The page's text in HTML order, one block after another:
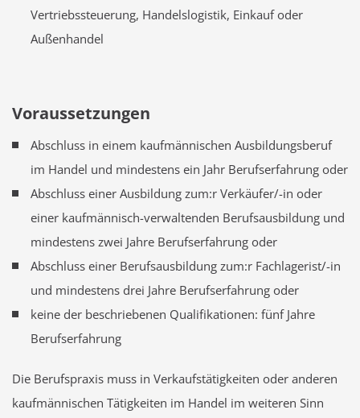
Vertriebssteuerung, Handelslogistik, Einkauf oder
Außenhandel
Voraussetzungen
Abschluss in einem kaufmännischen Ausbildungsberuf
im Handel und mindestens ein Jahr Berufserfahrung oder
Abschluss einer Ausbildung zum:r Verkäufer/-in oder
einer kaufmännisch-verwaltenden Berufsausbildung und
mindestens zwei Jahre Berufserfahrung oder
Abschluss einer Berufsausbildung zum:r Fachlagerist/-in
und mindestens drei Jahre Berufserfahrung oder
keine der beschriebenen Qualifikationen: fünf Jahre
Berufserfahrung
Die Berufspraxis muss in Verkaufstätigkeiten oder anderen
kaufmännischen Tätigkeiten im Handel im weiteren Sinn